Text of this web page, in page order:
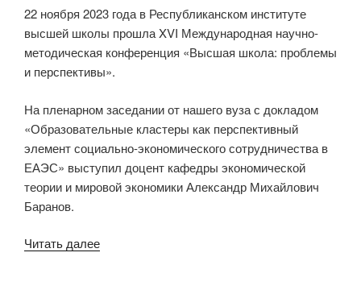
22 ноября 2023 года в Республиканском институте
высшей школы прошла XVI Международная научно-
методическая конференция «Высшая школа: проблемы
и перспективы».
На пленарном заседании от нашего вуза с докладом
«Образовательные кластеры как перспективный
элемент социально-экономического сотрудничества в
ЕАЭС» выступил доцент кафедры экономической
теории и мировой экономики Александр Михайлович
Баранов.
Читать далее«Проблемы